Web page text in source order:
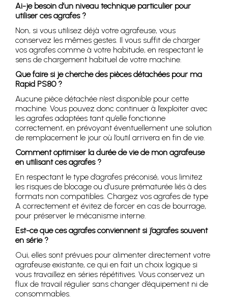
Ai-je besoin d’un niveau technique particulier pour
utiliser ces agrafes ?
Non, si vous utilisez déjà votre agrafeuse, vous
conservez les mêmes gestes. Il vous suffit de charger
vos agrafes comme à votre habitude, en respectant le
sens de chargement habituel de votre machine.
Que faire si je cherche des pièces détachées pour ma
Rapid PS80 ?
Aucune pièce détachée n’est disponible pour cette
machine. Vous pouvez donc continuer à l’exploiter avec
les agrafes adaptées tant qu’elle fonctionne
correctement, en prévoyant éventuellement une solution
de remplacement le jour où l’outil arrivera en fin de vie.
Comment optimiser la durée de vie de mon agrafeuse
en utilisant ces agrafes ?
En respectant le type d’agrafes préconisé, vous limitez
les risques de blocage ou d’usure prématurée liés à des
formats non compatibles. Chargez vos agrafes de type
A correctement et évitez de forcer en cas de bourrage,
pour préserver le mécanisme interne.
Est-ce que ces agrafes conviennent si j’agrafes souvent
en série ?
Oui, elles sont prévues pour alimenter directement votre
agrafeuse existante, ce qui en fait un choix logique si
vous travaillez en séries répétitives. Vous conservez un
flux de travail régulier sans changer d’équipement ni de
consommables.